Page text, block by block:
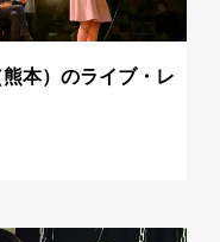
本）のライブ・レ